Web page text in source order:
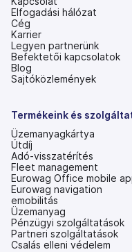
Elfogadási hálózat
Cég
Karrier
Legyen partnerünk
Befektetői kapcsolatok
(új
lapon
Blog
Sajtóközlemények
Termékeink és
Üzemanyagkártya
Útdíj
Adó-visszatérítés
Fleet management
Eurowag Office mobile
Eurowag navigation
emobilitás
Üzemanyag
Pénzügyi szolgáltatások
Partneri szolgáltatások
Csalás elleni védelem